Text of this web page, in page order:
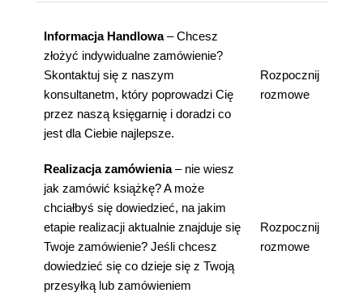
Informacja Handlowa– Chcesz
złożyć indywidualne zamówienie?
Skontaktuj się z naszym
konsultanetm, który poprowadzi Cię
przez naszą księgarnię i doradzi co
jest dla Ciebie najlepsze.
Rozpocznij
rozmowe
Realizacja zamówienia– nie wiesz
jak zamówić książkę? A może
chciałbyś się dowiedzieć, na jakim
etapie realizacji aktualnie znajduje się
Twoje zamówienie? Jeśli chcesz
dowiedzieć się co dzieje się z Twoją
przesyłką lub zamówieniem
Rozpocznij
rozmowe